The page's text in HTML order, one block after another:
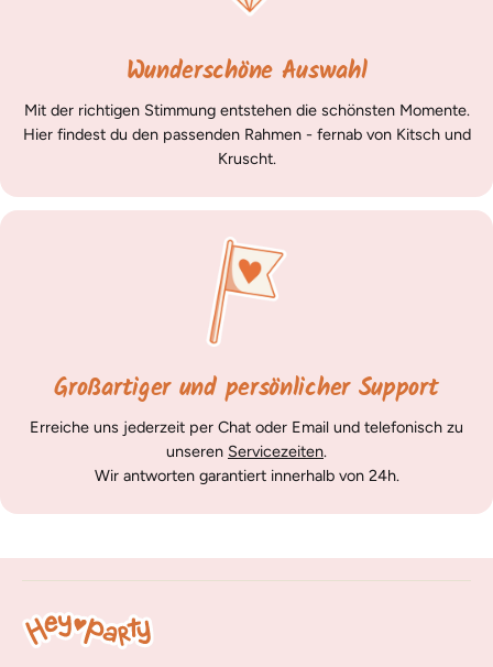
Wunderschöne Auswahl
Mit der richtigen Stimmung entstehen die schönsten Momente.
Hier findest du den passenden Rahmen - fernab von Kitsch und
Kruscht.
Großartiger und persönlicher Support
Erreiche uns jederzeit per Chat oder Email und telefonisch zu
unseren Servicezeiten.
Wir antworten garantiert innerhalb von 24h.